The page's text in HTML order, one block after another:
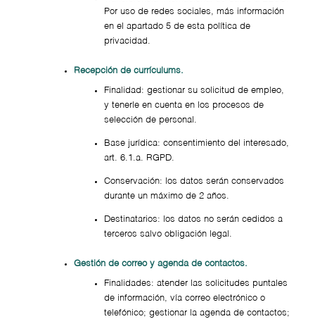
Por uso de redes sociales, más información
en el apartado 5 de esta política de
privacidad.
Recepción de currículums.
Finalidad: gestionar su solicitud de empleo,
y tenerle en cuenta en los procesos de
selección de personal.
Base jurídica: consentimiento del interesado,
art. 6.1.a. RGPD.
Conservación: los datos serán conservados
durante un máximo de 2 años.
Destinatarios: los datos no serán cedidos a
terceros salvo obligación legal.
Gestión de correo y agenda de contactos.
Finalidades: atender las solicitudes puntales
de información, vía correo electrónico o
telefónico; gestionar la agenda de contactos;